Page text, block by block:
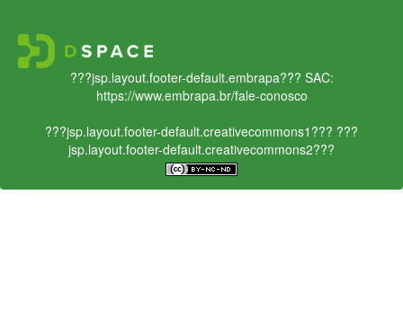
???jsp.layout.footer-default.embrapa??? SAC:
https://www.embrapa.br/fale-conosco
???jsp.layout.footer-default.creativecommons1??? ???
jsp.layout.footer-default.creativecommons2???